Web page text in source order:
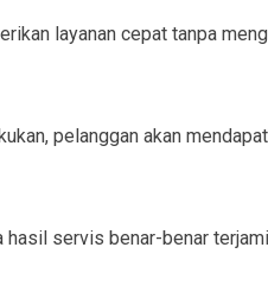
layanan cepat tanpa
pelanggan akan
hasil servis benar-benar